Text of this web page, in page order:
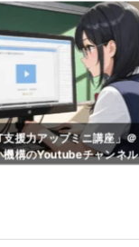
支援力アップミニ講座」＠
機構のYoutubeチャンネル